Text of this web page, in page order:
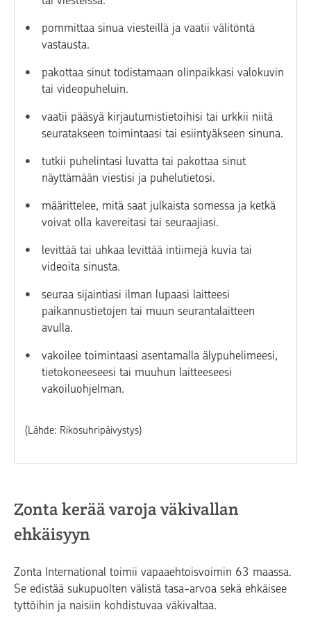
pommittaa sinua viesteillä ja vaatii välitöntä
vastausta.
pakottaa sinut todistamaan olinpaikkasi valokuvin
tai videopuheluin.
vaatii pääsyä kirjautumistietoihisi tai urkkii niitä
seuratakseen toimintaasi tai esiintyäkseen sinuna.
tutkii puhelintasi luvatta tai pakottaa sinut
näyttämään viestisi ja puhelutietosi.
määrittelee, mitä saat julkaista somessa ja ketkä
voivat olla kavereitasi tai seuraajiasi.
levittää tai uhkaa levittää intiimejä kuvia tai
videoita sinusta.
seuraa sijaintiasi ilman lupaasi laitteesi
paikannustietojen tai muun seurantalaitteen
avulla.
vakoilee toimintaasi asentamalla älypuhelimeesi,
tietokoneeseesi tai muuhun laitteeseesi
vakoiluohjelman.
(Lähde: Rikosuhripäivystys)
Zonta kerää varoja väkivallan
ehkäisyyn
Zonta International toimii vapaaehtoisvoimin 63 maassa.
Se edistää sukupuolten välistä tasa-arvoa sekä ehkäisee
tyttöihin ja naisiin kohdistuvaa väkivaltaa.